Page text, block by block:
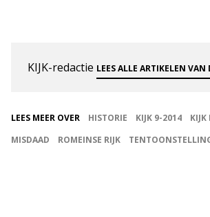
KIJK-redactie LEES ALLE ARTIKELEN VAN
LEES MEER OVER HISTORIE KIJK 9-2014
KIJK
MISDAAD
ROMEINSE RIJK